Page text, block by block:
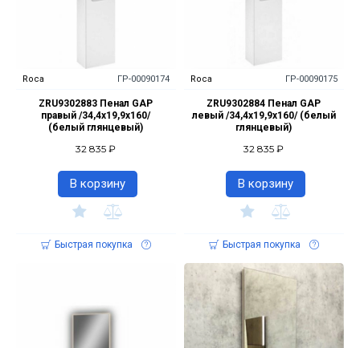
Roca ГР-00090174
ZRU9302883 Пенал GAP
правый /34,4х19,9х160/
(белый глянцевый)
32 835 ₽
В корзину
Быстрая покупка
Roca ГР-00090175
ZRU9302884 Пенал GAP
левый /34,4х19,9х160/ (белый
глянцевый)
32 835 ₽
В корзину
Быстрая покупка